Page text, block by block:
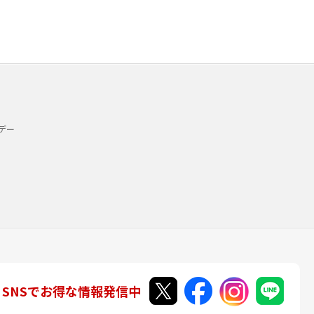
ー
SNSでお得な情報発信中